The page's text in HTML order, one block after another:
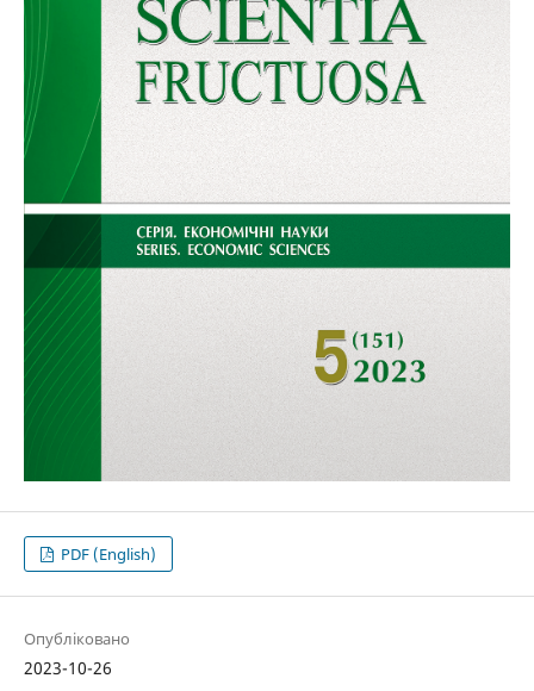
PDF (English)
Опубліковано
2023-10-26